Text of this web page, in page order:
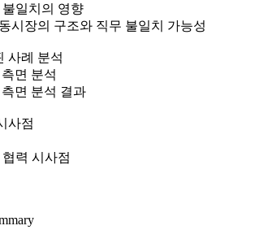
불일치의 영향
시장의 구조와 직무 불일치 가능성
사례 분석
면 분석
면 분석 결과
사점
력 시사점